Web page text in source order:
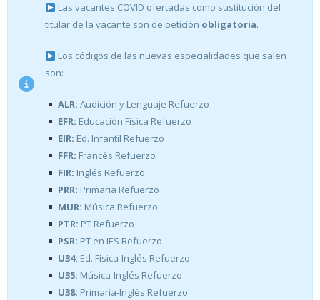
Las vacantes COVID ofertadas como sustitución del
titular de la vacante son de petición obligatoria.
Los códigos de las nuevas especialidades que salen
son:
ALR: Audición y Lenguaje Refuerzo
EFR: Educación Física Refuerzo
EIR: Ed. Infantil Refuerzo
FFR: Francés Refuerzo
FIR: Inglés Refuerzo
PRR: Primaria Refuerzo
MUR: Música Refuerzo
PTR: PT Refuerzo
PSR: PT en IES Refuerzo
U34: Ed. Física-Inglés Refuerzo
U35: Música-Inglés Refuerzo
U38: Primaria-Inglés Refuerzo